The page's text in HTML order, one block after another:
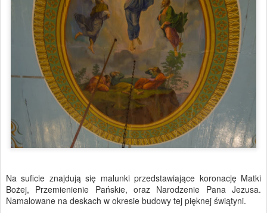
Na suficie znajdują się malunki przedstawiające koronację Matki
Bożej, Przemienienie Pańskie, oraz Narodzenie Pana Jezusa.
Namalowane na deskach w okresie budowy tej pięknej świątyni.